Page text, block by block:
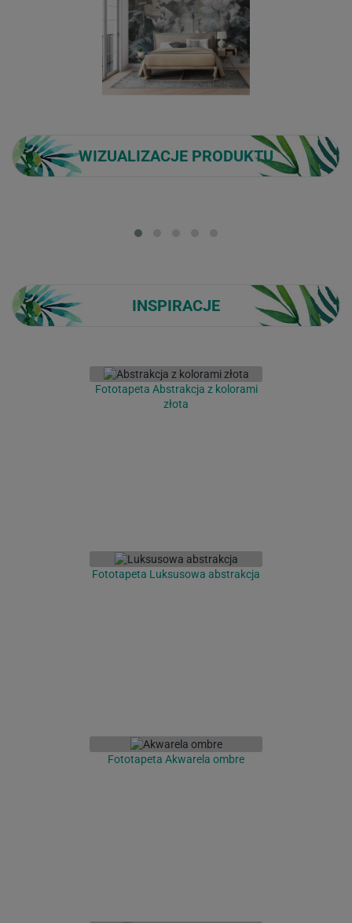
WIZUALIZACJE PRODUKTU
INSPIRACJE
Fototapeta Abstrakcja z kolorami
złota
Fototapeta Luksusowa abstrakcja
Fototapeta Akwarela ombre